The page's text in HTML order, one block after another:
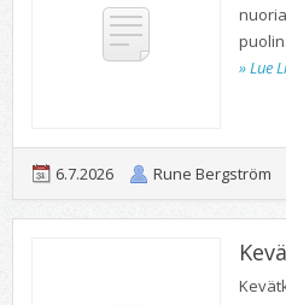
» Lue
6.7.2026 Rune Bergström